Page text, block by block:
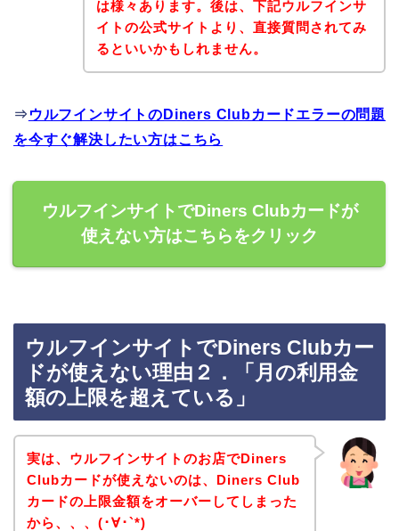
は様々あります。後は、下記ウルフインサ
イトの公式サイトより、直接質問されてみ
るといいかもしれません。
⇒ ウルフインサイトのDiners Clubカードエラーの問題
を今すぐ解決したい方はこちら
ウルフインサイトでDiners Clubカードが
使えない方はこちらをクリック
ウルフインサイトでDiners Clubカー
ドが使えない理由２．「月の利用金
額の上限を超えている」
実は、ウルフインサイトのお店でDiners
Clubカードが使えないのは、Diners Club
カードの上限金額をオーバーしてしまった
から、、、(･∀･`*)